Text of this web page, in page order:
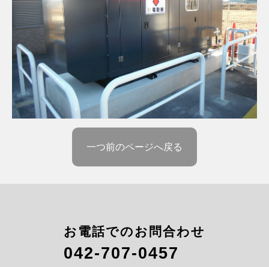
一つ前のページへ戻る
お電話でのお問合わせ
042-707-0457